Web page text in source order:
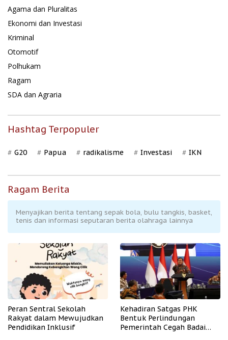
Agama dan Pluralitas
Ekonomi dan Investasi
Kriminal
Otomotif
Polhukam
Ragam
SDA dan Agraria
Hashtag Terpopuler
G20 Papua radikalisme Investasi IKN
Ragam Berita
Menyajikan berita tentang sepak bola, bulu tangkis, basket,
tenis dan informasi seputaran berita olahraga lainnya
Peran Sentral Sekolah
Rakyat dalam Mewujudkan
Pendidikan Inklusif
Kehadiran Satgas PHK
Bentuk Perlindungan
Pemerintah Cegah Badai